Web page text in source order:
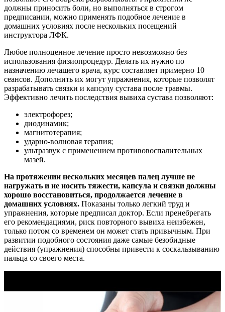
должны приносить боли, но выполняться в строгом
предписании, можно применять подобное лечение в
домашних условиях после нескольких посещений
инструктора ЛФК.
Любое полноценное лечение просто невозможно без
использования физиопроцедур. Делать их нужно по
назначению лечащего врача, курс составляет примерно 10
сеансов. Дополнить их могут упражнения, которые позволят
разрабатывать связки и капсулу сустава после травмы.
Эффективно лечить последствия вывиха сустава позволяют:
электрофорез;
диодинамик;
магнитотерапия;
ударно-волновая терапия;
ультразвук с применением противовоспалительных
мазей.
На протяжении нескольких месяцев палец лучше не
нагружать и не носить тяжести, капсула и связки должны
хорошо восстановиться, продолжается лечение в
домашних условиях. Показаны только легкий труд и
упражнения, которые предписал доктор. Если пренебрегать
его рекомендациями, риск повторного вывиха неизбежен,
только потом со временем он может стать привычным. При
развитии подобного состояния даже самые безобидные
действия (упражнения) способны привести к соскальзыванию
пальца со своего места.